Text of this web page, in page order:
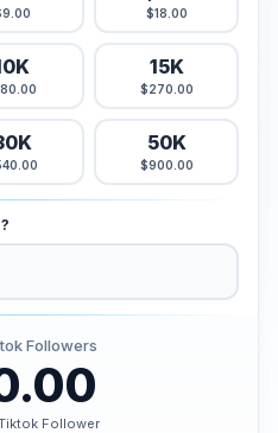
sur Twitter
Youtube
$18.00
15K
$270.00
50K
$900.00
Followers
Follower